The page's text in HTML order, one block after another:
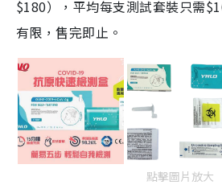
$180），平均每支測試套裝只需
有限，售完即止。
點擊圖片放大